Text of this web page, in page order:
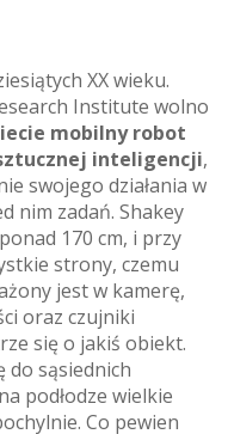
XX wieku.
Institute wolno
mobilny robot
inteligencji,
swojego działania w
nim zadań. Shakey
170 cm, i przy
strony, czemu
jest w kamerę,
oraz czujniki
się o jakiś obiekt.
do sąsiednich
podłodze wielkie
Co pewien